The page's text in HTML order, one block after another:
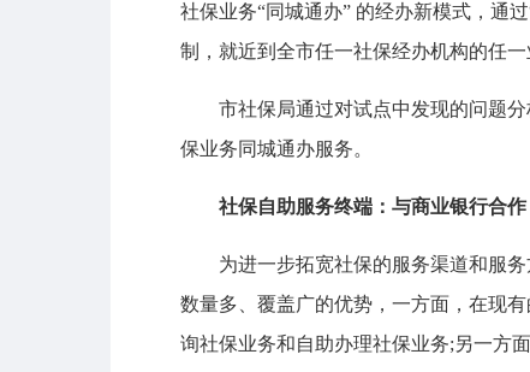
社保业务“同城通办” 的经办新模式，通
制，就近到全市任一社保经办机构的任一
市社保局通过对试点中发现的问题分
保业务同城通办服务。
社保自助服务终端：与商业银行合作
为进一步拓宽社保的服务渠道和服务
数量多、覆盖广的优势，一方面，在现
询社保业务和自助办理社保业务;另一方